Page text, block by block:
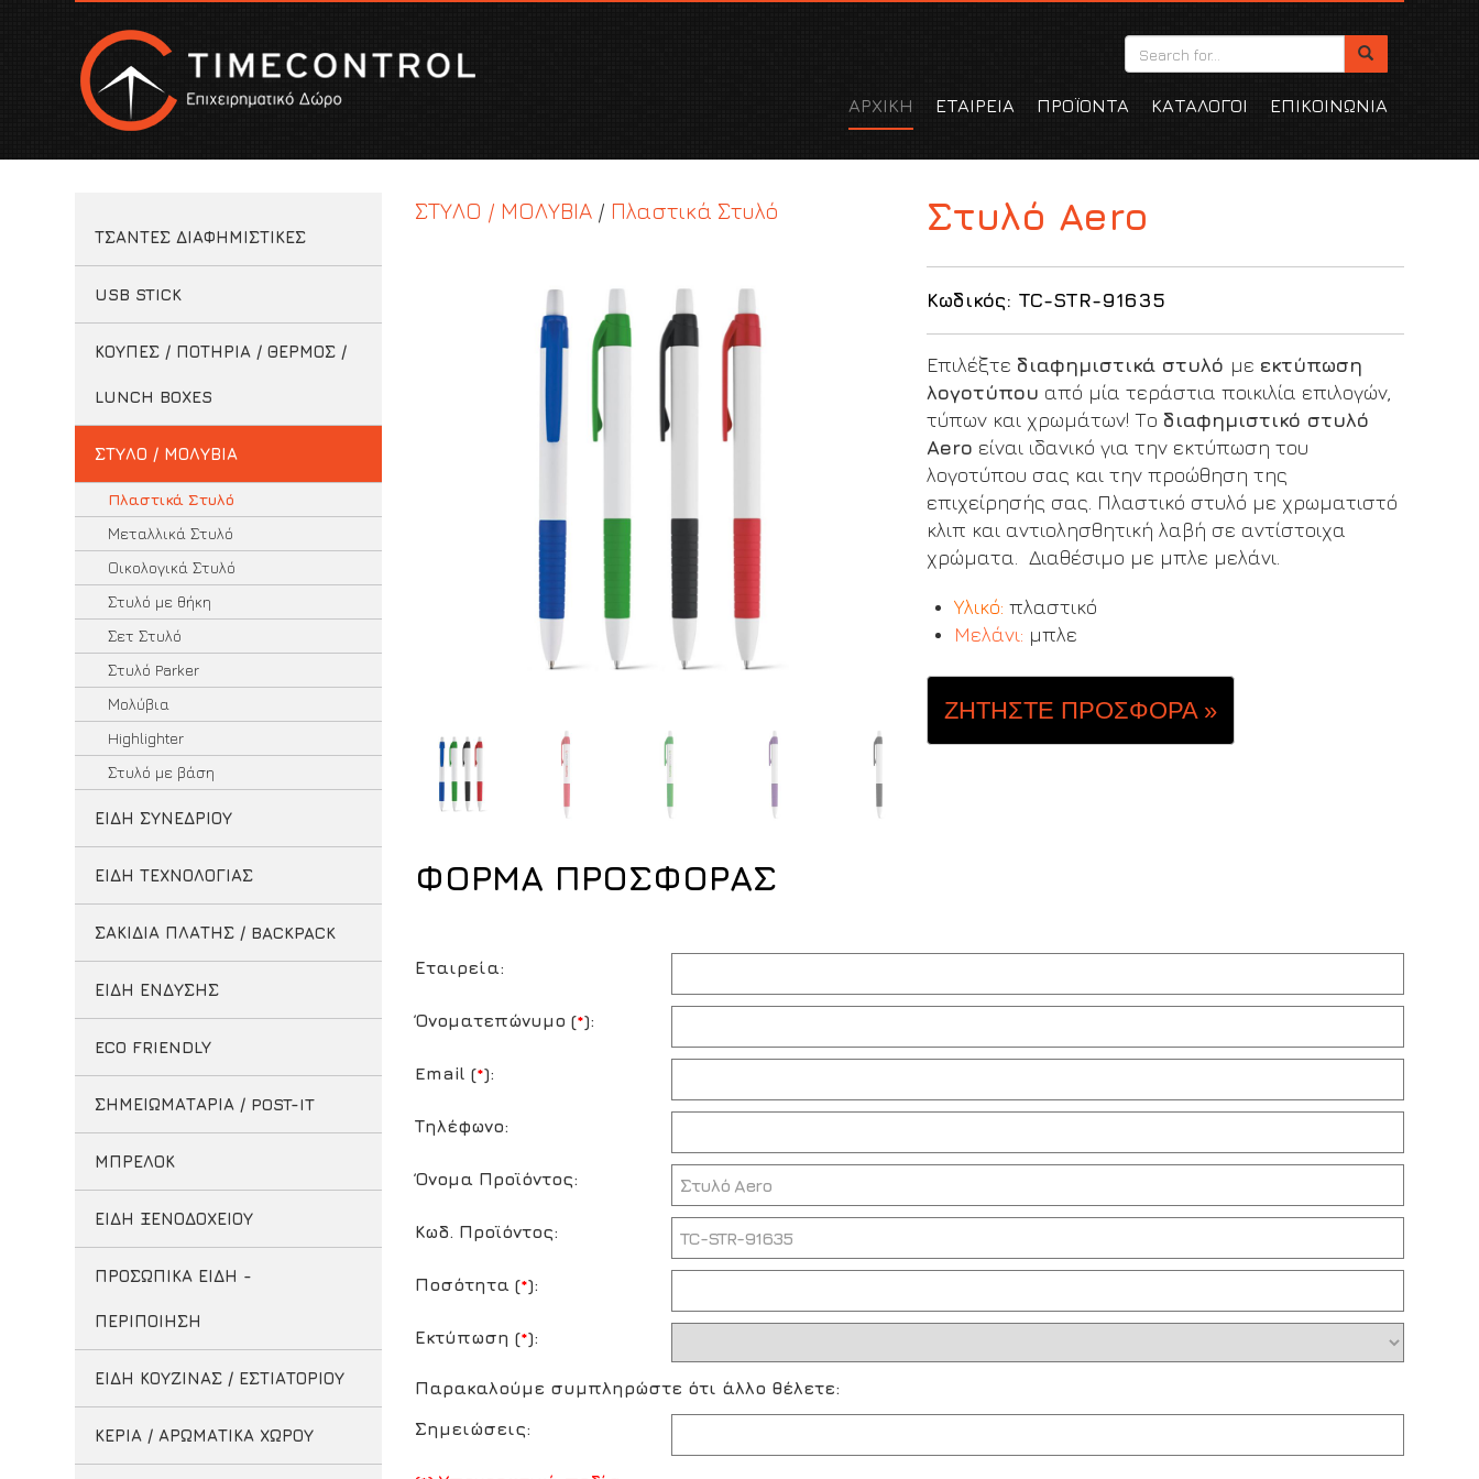
ΑΡΧΙΚΗ ΕΤΑΙΡΕΙΑ ΠΡΟΪΟΝΤΑ ΚΑΤΑΛΟΓΟΙ ΕΠΙΚΟΙΝΩΝΙΑ
ΤΣΑΝΤΕΣ ΔΙΑΦΗΜΙΣΤΙΚΕΣ
USB STICK
ΚΟΥΠΕΣ / ΠΟΤΗΡΙΑ / ΘΕΡΜΟΣ /
LUNCH BOXES
ΣΤΥΛΟ / ΜΟΛΥΒΙΑ
Πλαστικά Στυλό
Μεταλλικά Στυλό
Οικολογικά Στυλό
Στυλό με θήκη
Σετ Στυλό
Στυλό Parker
Μολύβια
Highlighter
Στυλό με βάση
ΕΙΔΗ ΣΥΝΕΔΡΙΟΥ
ΕΙΔΗ ΤΕΧΝΟΛΟΓΙΑΣ
ΣΑΚΙΔΙΑ ΠΛΑΤΗΣ / BACKPACK
ΕΙΔΗ ΕΝΔΥΣΗΣ
ECO FRIENDLY
ΣΗΜΕΙΩΜΑΤΑΡΙΑ / POST-IT
ΜΠΡΕΛΟΚ
ΕΙΔΗ ΞΕΝΟΔΟΧΕΙΟΥ
ΠΡΟΣΩΠΙΚΑ ΕΙΔΗ -
ΠΕΡΙΠΟΙΗΣΗ
ΕΙΔΗ ΚΟΥΖΙΝΑΣ / ΕΣΤΙΑΤΟΡΙΟΥ
ΚΕΡΙΑ / ΑΡΩΜΑΤΙΚΑ ΧΩΡΟΥ
ΣΤΥΛΟ / ΜΟΛΥΒΙΑ / Πλαστικά Στυλό Στυλό Aero
Κωδικός: TC-STR-91635
Eπιλέξτε διαφημιστικά στυλό με εκτύπωση
λογοτύπου από μία τεράστια ποικιλία επιλογών,
τύπων και χρωμάτων! Το διαφημιστικό στυλό
Αero είναι ιδανικό για την εκτύπωση του
λογοτύπου σας και την προώθηση της
επιχείρησής σας. Πλαστικό στυλό με χρωματιστό
κλιπ και αντιολησθητική λαβή σε αντίστοιχα
χρώματα. Διαθέσιμο με μπλε μελάνι.
Υλικό: πλαστικό
Μελάνι: μπλε
ΖΗΤΗΣΤΕ ΠΡΟΣΦΟΡΑ »
ΦΟΡΜΑ ΠΡΟΣΦΟΡΑΣ
Εταιρεία:
Όνοματεπώνυμο (*):
Email (*):
Τηλέφωνο:
Όνομα Προϊόντος:
Κωδ. Προϊόντος:
Ποσότητα (*):
Εκτύπωση (*):
Παρακαλούμε συμπληρώστε ότι άλλο θέλετε:
Σημειώσεις: